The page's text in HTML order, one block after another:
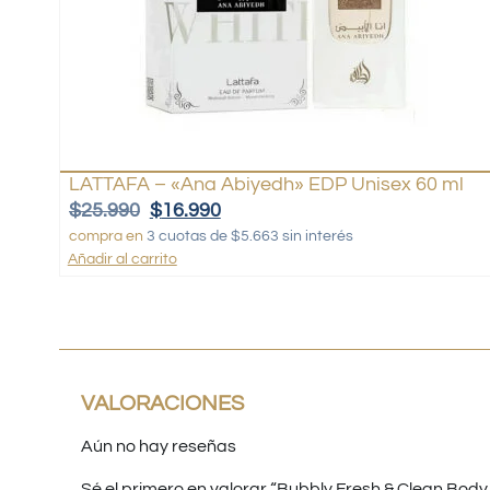
LATTAFA – «Ana Abiyedh» EDP Unisex 60 ml
$25.990 $16.990
compra en 3 cuotas de $5.663 sin interés
Añadir al carrito
VALORACIONES
Aún no hay reseñas